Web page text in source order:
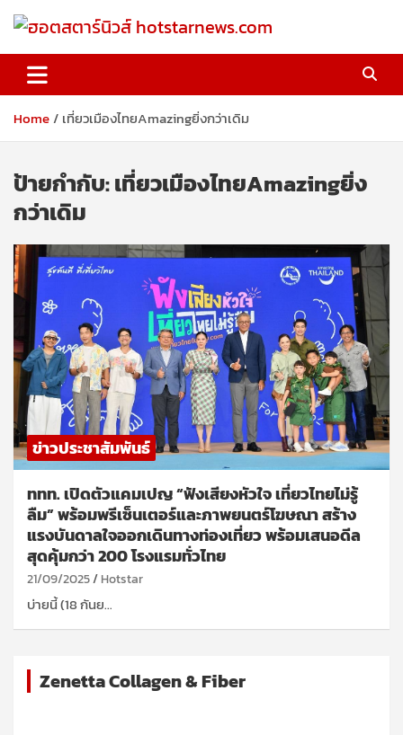
ฮอตสตาร์นิวส์ hotstarnews.com
Home เที่ยวเมืองไทยAmazingยิ่งกว่าเดิม
ป้ายกำกับ:เที่ยวเมืองไทยAmazingยิ่ง
กว่าเดิม
ข่าวประชาสัมพันธ์
ททท. เปิดตัวแคมเปญ “ฟังเสียงหัวใจ เที่ยวไทยไม่รู้
ลืม” พร้อมพรีเซ็นเตอร์และภาพยนตร์โฆษณา สร้าง
แรงบันดาลใจออกเดินทางท่องเที่ยว พร้อมเสนอดีล
สุดคุ้มกว่า 200 โรงแรมทั่วไทย
21/09/2025 Hotstar
บ่ายนี้ (18 กันย…
Zenetta Collagen & Fiber